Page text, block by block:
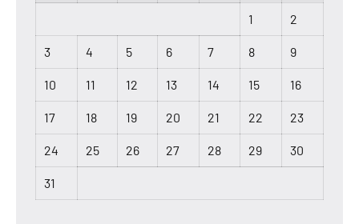
1 2
3 4 5 6 7 8 9
10 11 12 13 14 15 16
17 18 19 20 21 22 23
24 25 26 27 28 29 30
31